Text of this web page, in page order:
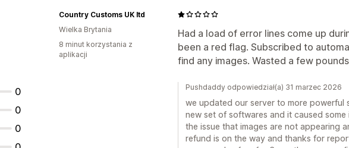
0
0
0
Had a load of error lines come up
been a red flag. Subscribed to
find any images. Wasted a few
Country Customs UK ltd
Wielka Brytania
8 minut korzystania z
aplikacji
Pushdaddy odpowiedział(a) 31 marzec 2026
we updated our server to more powerful
new set of softwares and it caused
the issue that images are not appearing
refund is on the way and thanks for